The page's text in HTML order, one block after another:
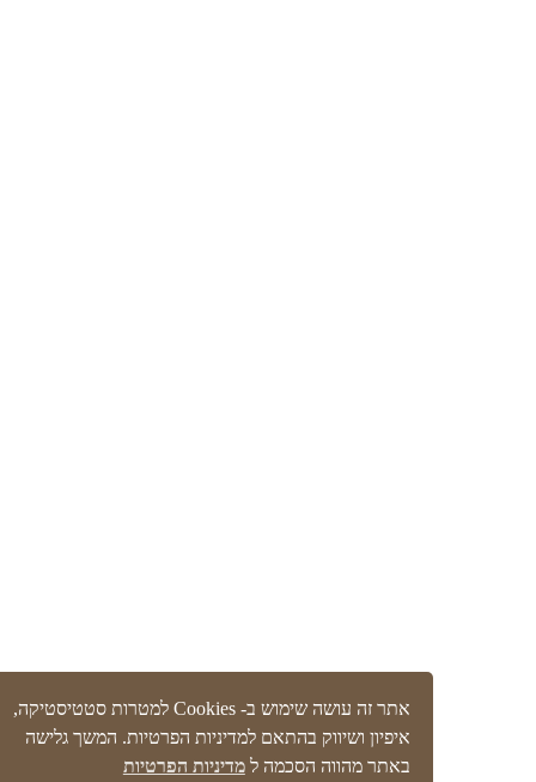
אתר זה עושה שימוש ב- Cookies למטרות סטטיסטיקה,
איפיון ושיווק בהתאם למדיניות הפרטיות. המשך גלישה
באתר מהווה הסכמה למדיניות הפרטיות